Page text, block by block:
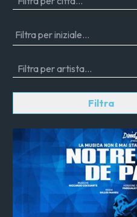
Filtra